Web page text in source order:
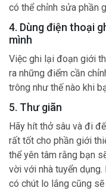
có thể chỉnh sửa phần
4. Dùng điện thoại
mình
Việc ghi lại đoạn giới
ra những điểm cần
trông như thế nào khi
5. Thư giãn
Hãy hít thở sâu và đi
rất tốt cho phần giới
thể yên tâm rằng bạn
vời với nhà tuyển
có chút lo lắng cũng